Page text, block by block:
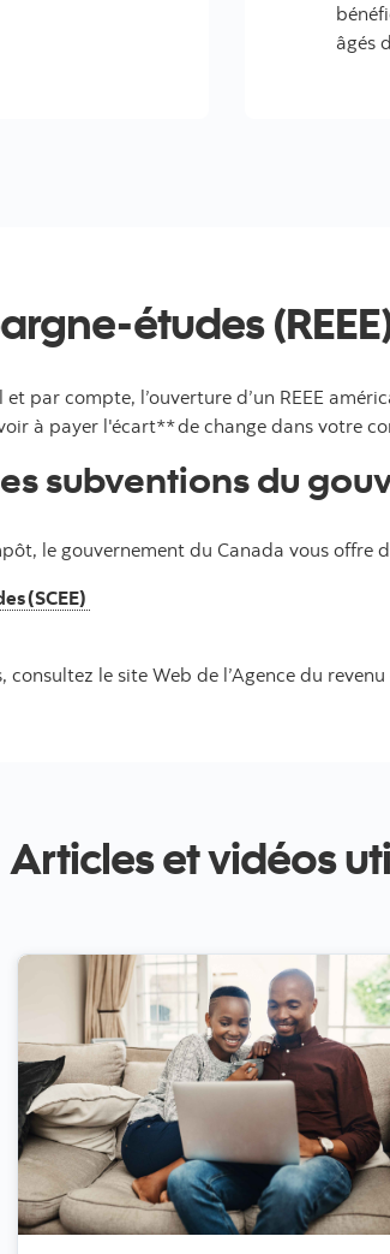
âgés
études
par compte, l’ouverture d’un REEE
à payer l'écart** de change dans votre
subventions du
le gouvernement du Canada vous
(SCEE)
le site Web de l’Agence du
Articles et vidéos